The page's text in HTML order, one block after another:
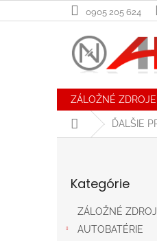
na
0905 205 624
ZÁLOŽNÉ ZDROJE
DomovĎALŠIE
kategórie
Kategórie
ZÁLOŽNÉ
AUTOBATÉRIE